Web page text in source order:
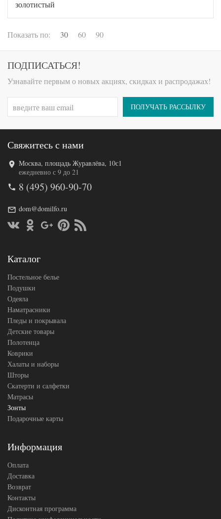
Производитель
Код товара
577-061
Артикул
6
Производитель
Steki
Ame
(Япония)
золотистый
Показать по: 30 60 90
ПОДПИСАТЬСЯ!
Узнавайте первым о новых акциях, скидках и распродажах!
ПОЛУЧАТЬ РАССЫЛКУ
Свяжитесь с нами
Москва, площадь Журавлёва, 10с1
ежедневно с 9 до 21
8 (495) 960-90-70
dom@domilfo.ru
Каталог
Постельное белье
Подушки
Одеяла
Наматрасники
Пледы и покрывала
Детские товары
Полотенца
Коврики
Халаты и наборы
Шторы
Скатерти и салфетки
Матрасы
Зонты
Подарочные карты
Информация
Оплата
Доставка
Возврат
Контакты
Дисконтная программа